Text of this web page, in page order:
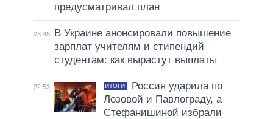
предусматривал план
23:45
В Украине анонсировали повышение
зарплат учителям и стипендий
студентам: как вырастут выплаты
22:53 ИТОГИ
Россия ударила по
Лозовой и Павлограду, а
Стефанишиной избрали